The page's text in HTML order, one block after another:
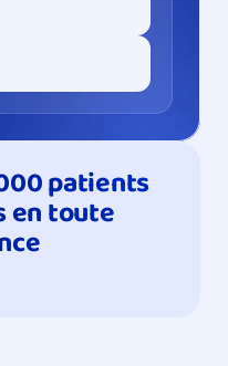
patients
en toute